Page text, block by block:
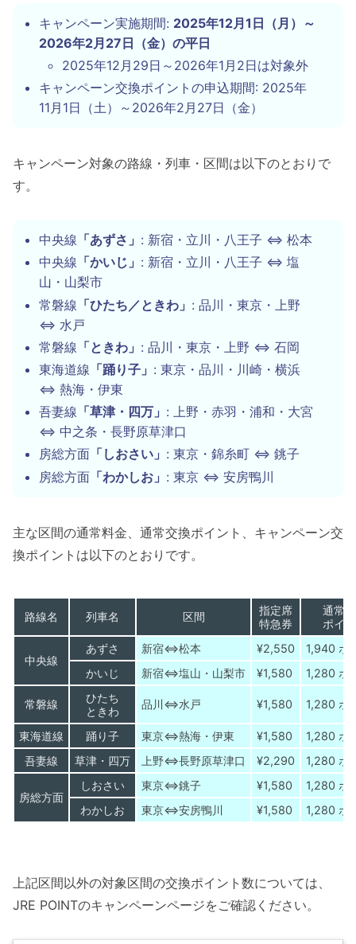
キャンペーン実施期間: 2025年12月1日（月）～
2026年2月27日（金）の平日
2025年12月29日～2026年1月2日は対象外
キャンペーン交換ポイントの申込期間: 2025年
11月1日（土）～2026年2月27日（金）
キャンペーン対象の路線・列車・区間は以下のとおりで
す。
中央線 「あずさ」 : 新宿・立川・八王子 ⇔ 松本
中央線 「かいじ」 : 新宿・立川・八王子 ⇔ 塩
山・山梨市
常磐線 「ひたち／ときわ」 : 品川・東京・上野
⇔ 水戸
常磐線 「ときわ」 : 品川・東京・上野 ⇔ 石岡
東海道線 「踊り子」 : 東京・品川・川崎・横浜
⇔ 熱海・伊東
吾妻線 「草津・四万」 : 上野・赤羽・浦和・大宮
⇔ 中之条・長野原草津口
房総方面 「しおさい」 : 東京・錦糸町 ⇔ 銚子
房総方面 「わかしお」 : 東京 ⇔ 安房鴨川
主な区間の通常料金、通常交換ポイント、キャンペーン交
換ポイントは以下のとおりです。
路線名 列車名 区間
指定席
特急券
通常
ポイ
中央線
あずさ 新宿⇔松本 ¥2,550
1,940 ポ
かいじ
新宿⇔塩山・山梨市 ¥1,580 1,280 ポ
常磐線
ひたち
ときわ
品川⇔水戸 ¥1,580 1,280 ポ
東海道線 踊り子 東京⇔熱海・伊東 ¥1,580
1,280 ポ
吾妻線
草津・四万 上野⇔長野原草津口 ¥2,290 1,280 ポ
房総方面
しおさい 東京⇔銚子 ¥1,580
1,280 ポ
わかしお
東京⇔安房鴨川 ¥1,580 1,280 ポ
上記区間以外の対象区間の交換ポイント数については、
JRE POINTのキャンペーンページをご確認ください。